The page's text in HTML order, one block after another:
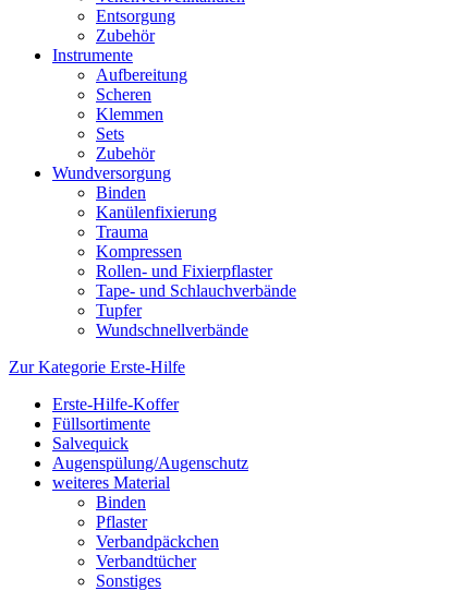
Entsorgung
Zubehör
Instrumente
Aufbereitung
Scheren
Klemmen
Sets
Zubehör
Wundversorgung
Binden
Kanülenfixierung
Trauma
Kompressen
Rollen- und Fixierpflaster
Tape- und Schlauchverbände
Tupfer
Wundschnellverbände
Zur Kategorie Erste-Hilfe
Erste-Hilfe-Koffer
Füllsortimente
Salvequick
Augenspülung/Augenschutz
weiteres Material
Binden
Pflaster
Verbandpäckchen
Verbandtücher
Sonstiges